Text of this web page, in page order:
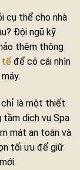
cụ thể cho nhà
Đội ngũ kỹ
thêm thông
tế để có cái nhìn
chỉ là một thiết
tầm dịch vụ Spa
mát an toàn và
tối ưu để giữ